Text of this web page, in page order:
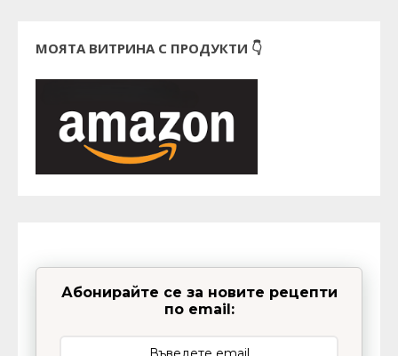
МОЯТА ВИТРИНА С ПРОДУКТИ 👇
Абонирайте се за новите рецепти
по email: